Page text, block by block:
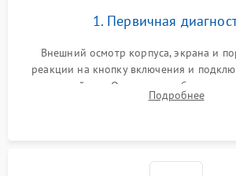
Перегрев из‑за пыли,
неисправности кулера
Выход из строя SSD или
HDD: медленная загрузка,
1. Первичная
Внешний осмотр корпуса, экрана и
реакции на кнопку включения и
устройства. Оценка потребления
лабораторного блока питания для
Подробнее